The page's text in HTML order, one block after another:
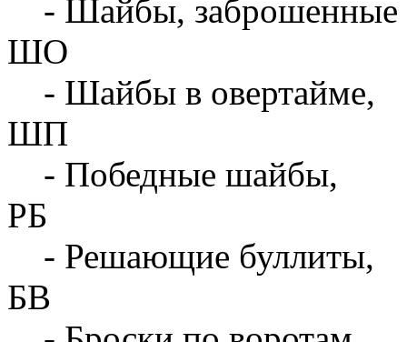
- Шайбы, заброшенные
ШО
- Шайбы в овертайме,
ШП
- Победные шайбы,
РБ
- Решающие буллиты,
БВ